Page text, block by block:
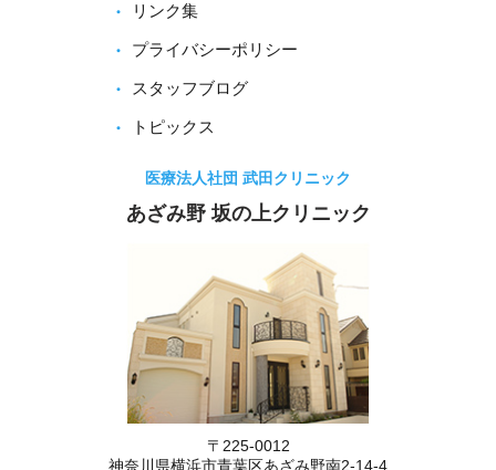
リンク集
プライバシーポリシー
スタッフブログ
トピックス
医療法人社団 武田クリニック
あざみ野 坂の上クリニック
〒225-0012
神奈川県横浜市青葉区あざみ野南2-14-4